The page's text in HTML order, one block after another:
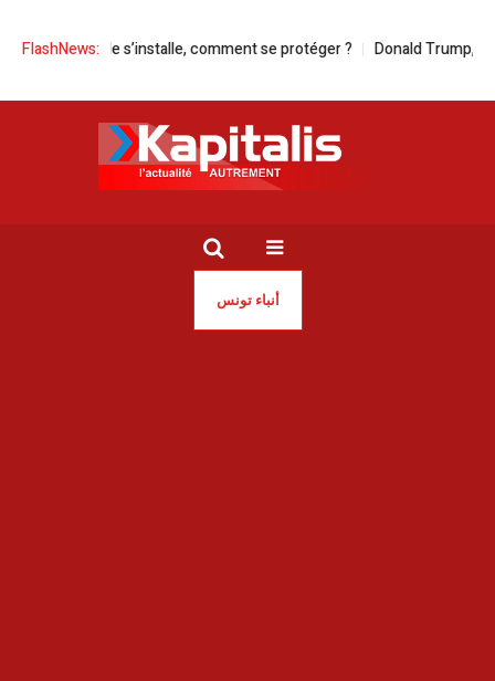
FlashNews:
La canicule s’installe, comment se protéger ? Donald Trump, un
أنباء تونس